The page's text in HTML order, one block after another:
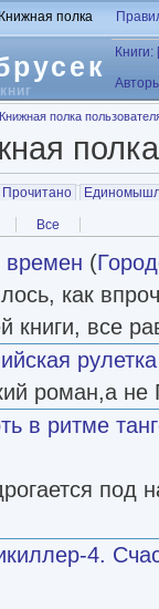
Книжная полка
Книги:
Книжная полка
Прочитано
Все
времен (
как
книги, все
рулетка
роман,а не
в ритме
под
4.